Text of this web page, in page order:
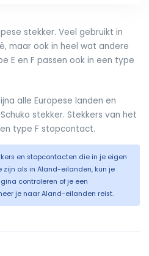
stekker. Veel gebruikt in
maar ook in heel wat andere
E en F passen ook in een type
alle Europese landen en
stekker. Stekkers van het
type F stopcontact.
en stopcontacten die in je eigen
als in Aland-eilanden, kun je
controleren of je een
je naar Aland-eilanden reist.